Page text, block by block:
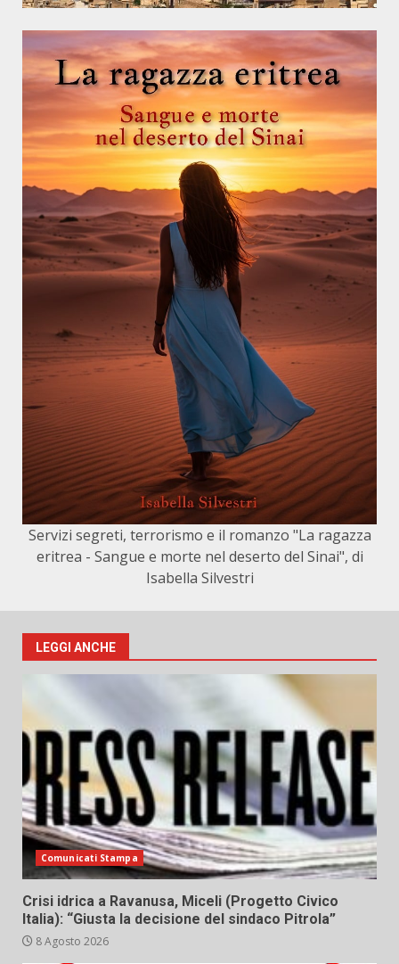
Servizi segreti, terrorismo e il romanzo "La ragazza
eritrea - Sangue e morte nel deserto del Sinai", di
Isabella Silvestri
LEGGI ANCHE
Comunicati Stampa
Crisi idrica a Ravanusa, Miceli (Progetto Civico
Italia): “Giusta la decisione del sindaco Pitrola”
8 Agosto 2026